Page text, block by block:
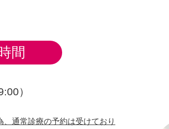
間
）
通常診療の予約は受けており